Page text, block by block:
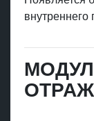
внутреннего